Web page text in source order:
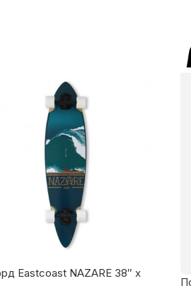
Eastcoast NAZARE 38″ x